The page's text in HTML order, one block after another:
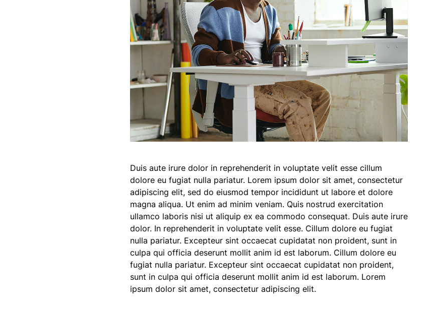
Duis aute irure dolor in reprehenderit in voluptate velit esse cillum
dolore eu fugiat nulla pariatur. Lorem ipsum dolor sit amet, consectetur
adipiscing elit, sed do eiusmod tempor incididunt ut labore et dolore
magna aliqua. Ut enim ad minim veniam. Quis nostrud exercitation
ullamco laboris nisi ut aliquip ex ea commodo consequat. Duis aute irure
dolor. In reprehenderit in voluptate velit esse. Cillum dolore eu fugiat
nulla pariatur. Excepteur sint occaecat cupidatat non proident, sunt in
culpa qui officia deserunt mollit anim id est laborum. Cillum dolore eu
fugiat nulla pariatur. Excepteur sint occaecat cupidatat non proident,
sunt in culpa qui officia deserunt mollit anim id est laborum. Lorem
ipsum dolor sit amet, consectetur adipiscing elit.